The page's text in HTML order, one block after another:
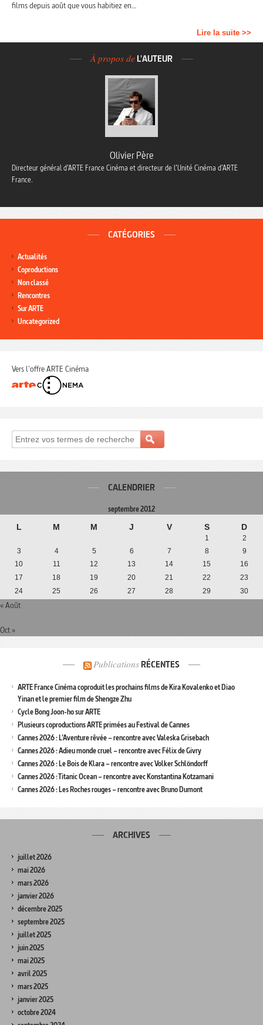
films depuis août que vous habitiez en…
Lire la suite >>
À propos de L'AUTEUR
Olivier Père
Directeur général d’ARTE France Cinéma et directeur de l’Unité Cinéma d’ARTE
France.
CATÉGORIES
Actualités
Coproductions
Non classé
Rencontres
Sur ARTE
Uncategorized
Vers l'offre ARTE Cinéma
CALENDRIER
septembre 2012
L M M J V S D
1
2
3
4 5 6 7 8
9
10
11 12 13 14 15
16
17
18 19 20 21 22
23
24
25 26 27 28 29 30
« Août
Oct »
Publications RÉCENTES
ARTE France Cinéma coproduit les prochains films de Kira Kovalenko et Diao
Yinan et le premier film de Shengze Zhu
Cycle Bong Joon-ho sur ARTE
Plusieurs coproductions ARTE primées au Festival de Cannes
Cannes 2026 : L’Aventure rêvée – rencontre avec Valeska Grisebach
Cannes 2026 : Adieu monde cruel – rencontre avec Félix de Givry
Cannes 2026 : Le Bois de Klara – rencontre avec Volker Schlöndorff
Cannes 2026 : Titanic Ocean – rencontre avec Konstantina Kotzamani
Cannes 2026 : Les Roches rouges – rencontre avec Bruno Dumont
ARCHIVES
juillet 2026
mai 2026
mars 2026
janvier 2026
décembre 2025
septembre 2025
juillet 2025
juin 2025
mai 2025
avril 2025
mars 2025
janvier 2025
octobre 2024